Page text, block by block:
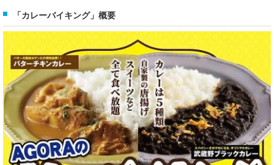
「カレーバイキング」概要